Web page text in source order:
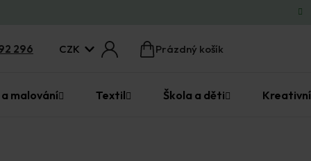
CZK
Nákupní
Prázdný košík
296
malování Textil Škola a děti